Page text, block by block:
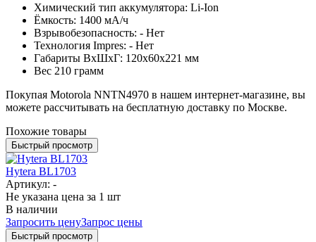
Химический тип аккумулятора: Li-Ion
Ёмкость: 1400 мА/ч
Взрывобезопасность: - Нет
Технология Impres: - Нет
Габариты ВхШхГ: 120х60х221 мм
Вес 210 грамм
Покупая Motorola NNTN4970 в нашем интернет-магазине, вы
можете рассчитывать на бесплатную доставку по Москве.
Похожие товары
Быстрый просмотр
Hytera BL1703
Артикул: -
Не указана цена за 1 шт
В наличии
Запросить ценуЗапрос цены
Быстрый просмотр